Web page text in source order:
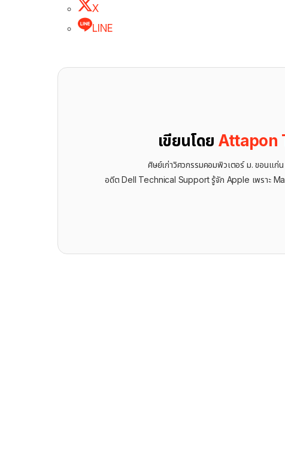
X
LINE
เขียนโดย Attapon
ศิษย์เก่าวิศวกรรมคอมพิวเตอร์ ม. ขอน
อดีต Dell Technical Support รู้จัก ​Apple เพราะ